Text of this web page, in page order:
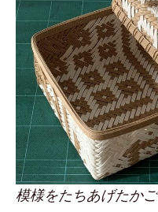
模様をたちあげたかご